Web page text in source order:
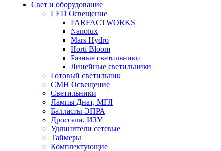
Свет и оборудование
LED Освещение
PARFACTWORKS
Nanolux
Mars Hydro
Horti Bloom
Разные светильники
Линейные светильники
Готовый светильник
CMH Освещение
Светильники
Лампы Днат, МГЛ
Балласты ЭПРА
Дроссели, ИЗУ
Удлинители сетевые
Таймеры
Комплектующие